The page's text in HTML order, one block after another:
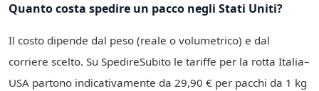
Quanto costa spedire un pacco negli Stati Uniti?
Il costo dipende dal peso (reale o volumetrico) e dal
corriere scelto. Su SpedireSubito le tariffe per la rotta Italia–
USA partono indicativamente da 29,90 € per pacchi da 1 kg